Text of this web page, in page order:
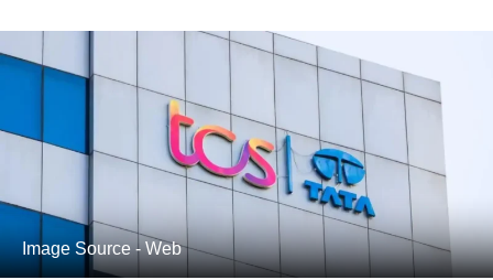
Image Source - Web